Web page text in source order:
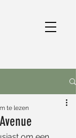
te lezen